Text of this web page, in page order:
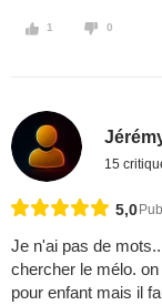
1 0
15
5,0
Je n'ai pas de
chercher le mélo.
pour enfant mais il